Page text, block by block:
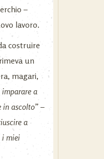
–
lavoro.
costruire
un
magari,
a
in ascolto” –
a
i miei